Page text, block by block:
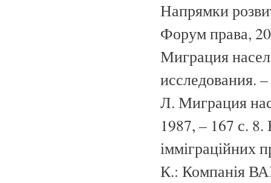
Напрямки
Форум права,
Миграция
исследования.
Л. Миграция
1987, – 167 с.
імміграційних
К.: Компанія